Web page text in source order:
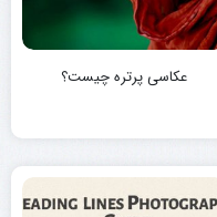
عکاسی پرتره چیست؟